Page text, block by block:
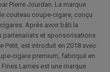
Pierre Jourdan. La marque
couteau coupe-cigare, conçu
Après avoir bâti la
partenariats et sponsorisations
Petit, est introduit en 2018 avec
cigare premium, fabriqué en
Lames est une marque